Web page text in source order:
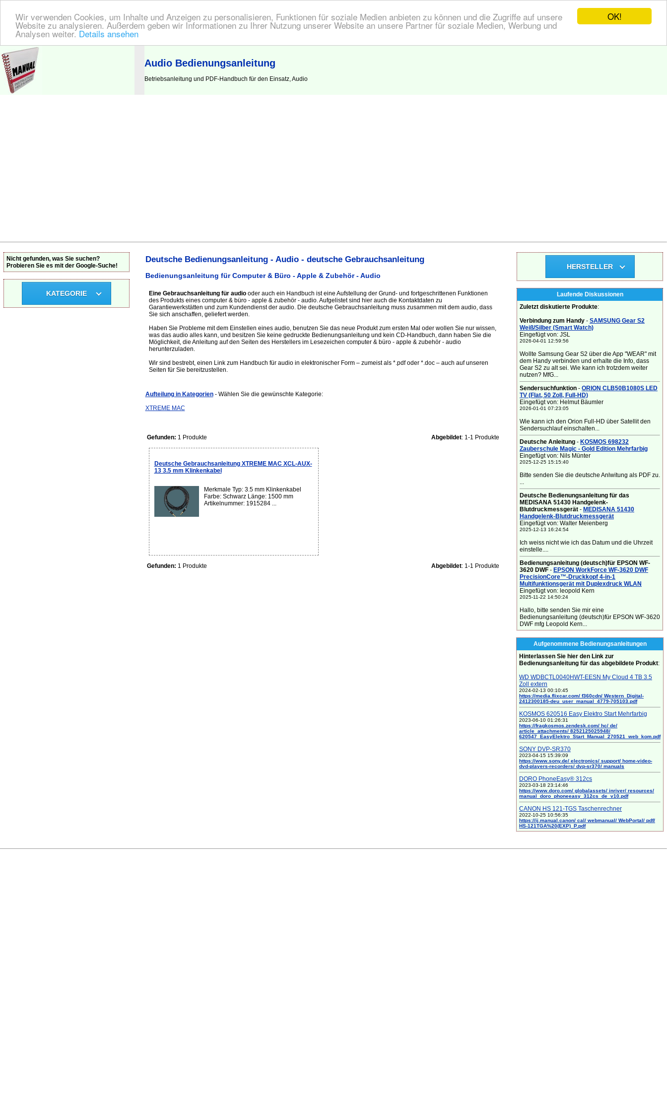
OK!
Wir verwenden Cookies, um Inhalte und Anzeigen zu personalisieren, Funktionen für soziale Medien anbieten zu können und die Zugriffe auf unsere
Website zu analysieren. Außerdem geben wir Informationen zu Ihrer Nutzung unserer Website an unsere Partner für soziale Medien, Werbung und
Analysen weiter. Details ansehen
BEDIENUNGSANLEITUNG | Hier finden Sie die deutsche Anleitung!
Audio Bedienungsanleitung
Betriebsanleitung und PDF-Handbuch für den Einsatz, Audio
Deutsche Bedienungsanleitung - Audio - deutsche Gebrauchsanleitung
Bedienungsanleitung für Computer & Büro - Apple & Zubehör - Audio
Eine Gebrauchsanleitung für audiooder auch ein Handbuch ist eine Aufstellung der Grund- und fortgeschrittenen Funktionen
des Produkts eines computer & büro - apple & zubehör - audio. Aufgelistet sind hier auch die Kontaktdaten zu
Garantiewerkstätten und zum Kundendienst der audio. Die deutsche Gebrauchsanleitung muss zusammen mit dem audio, dass
Sie sich anschaffen, geliefert werden.
Haben Sie Probleme mit dem Einstellen eines audio, benutzen Sie das neue Produkt zum ersten Mal oder wollen Sie nur wissen,
was das audio alles kann, und besitzen Sie keine gedruckte Bedienungsanleitung und kein CD-Handbuch, dann haben Sie die
Möglichkeit, die Anleitung auf den Seiten des Herstellers im Lesezeichen computer & büro - apple & zubehör - audio
herunterzuladen.
Wir sind bestrebt, einen Link zum Handbuch für audio in elektronischer Form – zumeist als *.pdf oder *.doc – auch auf unseren
Seiten für Sie bereitzustellen.
Aufteilung in Kategorien - Wählen Sie die gewünschte Kategorie:
XTREME MAC
Gefunden: 1 Produkte Abgebildet: 1-1 Produkte
Deutsche Gebrauchsanleitung XTREME MAC XCL-AUX-
13 3.5 mm Klinkenkabel
Merkmale Typ: 3.5 mm Klinkenkabel
Farbe: Schwarz Länge: 1500 mm
Artikelnummer: 1915284 ...
Gefunden: 1 Produkte Abgebildet: 1-1 Produkte
Nicht gefunden, was Sie suchen?
Probieren Sie es mit der Google-Suche!
KATEGORIE
HERSTELLER
Laufende Diskussionen
Zuletzt diskutierte Produkte:
Verbindung zum Handy - SAMSUNG Gear S2
Weiß/Silber (Smart Watch)
Eingefügt von: JSL
2026-04-01 12:59:56
Wollte Samsung Gear S2 über die App "WEAR" mit
dem Handy verbinden und erhalte die Info, dass
Gear S2 zu alt sei. Wie kann ich trotzdem weiter
nutzen? MfG...
Sendersuchfunktion - ORION CLB50B1080S LED
TV (Flat, 50 Zoll, Full-HD)
Eingefügt von: Helmut Bäumler
2026-01-01 07:23:05
Wie kann ich den Orion Full-HD über Satellit den
Sendersuchlauf einschalten...
Deutsche Anleitung - KOSMOS 698232
Zauberschule Magic - Gold Edition Mehrfarbig
Eingefügt von: Nils Münter
2025-12-25 15:15:40
Bitte senden Sie die deutsche Anlwitung als PDF zu.
...
Deutsche Bedienungsanleitung für das
MEDISANA 51430 Handgelenk-
Blutdruckmessgerät - MEDISANA 51430
Handgelenk-Blutdruckmessgerät
Eingefügt von: Walter Meienberg
2025-12-13 16:24:54
Ich weiss nicht wie ich das Datum und die Uhrzeit
einstelle....
Bedienungsanleitung (deutsch)für EPSON WF-
3620 DWF - EPSON WorkForce WF-3620 DWF
PrecisionCore™-Druckkopf 4-in-1
Multifunktionsgerät mit Duplexdruck WLAN
Eingefügt von: leopold Kern
2025-11-22 14:50:24
Hallo, bitte senden Sie mir eine
Bedienungsanleitung (deutsch)für EPSON WF-3620
DWF mfg Leopold Kern...
Aufgenommene Bedienungsanleitungen
Hinterlassen Sie hier den Link zur
Bedienungsanleitung für das abgebildete Produkt:
WD WDBCTL0040HWT-EESN My Cloud 4 TB 3.5
Zoll extern
2024-02-13 00:10:45
https://media.flixcar.com/ f360cdn/ Western_Digital-
2412300185-deu_user_manual_4779-705103.pdf
KOSMOS 620516 Easy Elektro Start Mehrfarbig
2023-06-10 01:26:31
https://fragkosmos.zendesk.com/ hc/ de/
article_attachments/ 8252125025948/
620547_EasyElektro_Start_Manual_270521_web_kom.pdf
SONY DVP-SR370
2023-04-15 15:39:09
https://www.sony.de/ electronics/ support/ home-video-
dvd-players-recorders/ dvp-sr370/ manuals
DORO PhoneEasy® 312cs
2023-03-18 23:14:46
https://www.doro.com/ globalassets/ inriver/ resources/
manual_doro_phoneeasy_312cs_de_v10.pdf
CANON HS 121-TGS Taschenrechner
2022-10-25 10:56:35
https://ij.manual.canon/ cal/ webmanual/ WebPortal/ pdf/
HS-121TGA%20(EXP)_P.pdf